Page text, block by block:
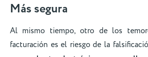
Más segura
Al mismo tiempo, otro de los
facturación es el riesgo de la